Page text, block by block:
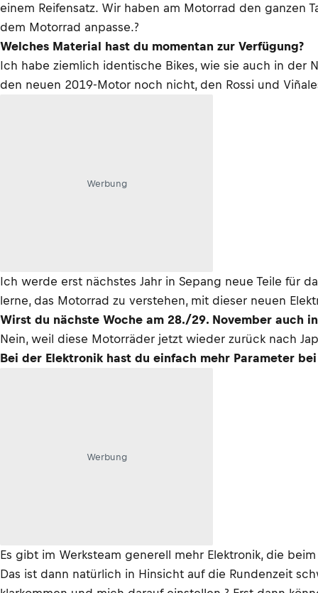
einem Reifensatz. Wir haben am Motorrad den ganzen
dem Motorrad anpasse.?
Welches Material hast du momentan zur Verfügung?
Ich habe ziemlich identische Bikes, wie sie auch in der
den neuen 2019-Motor noch nicht, den Rossi und
Werbung
Ich werde erst nächstes Jahr in Sepang neue Teile für
lerne, das Motorrad zu verstehen, mit dieser neuen
Wirst du nächste Woche am 28./29. November auch in
Nein, weil diese Motorräder jetzt wieder zurück nach
Bei der Elektronik hast du einfach mehr Parameter
Werbung
Es gibt im Werksteam generell mehr Elektronik, die
Das ist dann natürlich in Hinsicht auf die Rundenzeit